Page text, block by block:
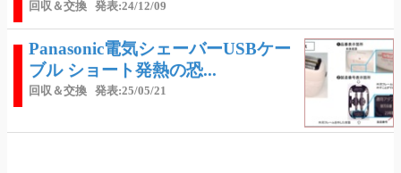
回収＆交換 発表:24/12/09
Panasonic電気シェーバーUSBケー
ブル ショート発熱の恐...
回収＆交換 発表:25/05/21